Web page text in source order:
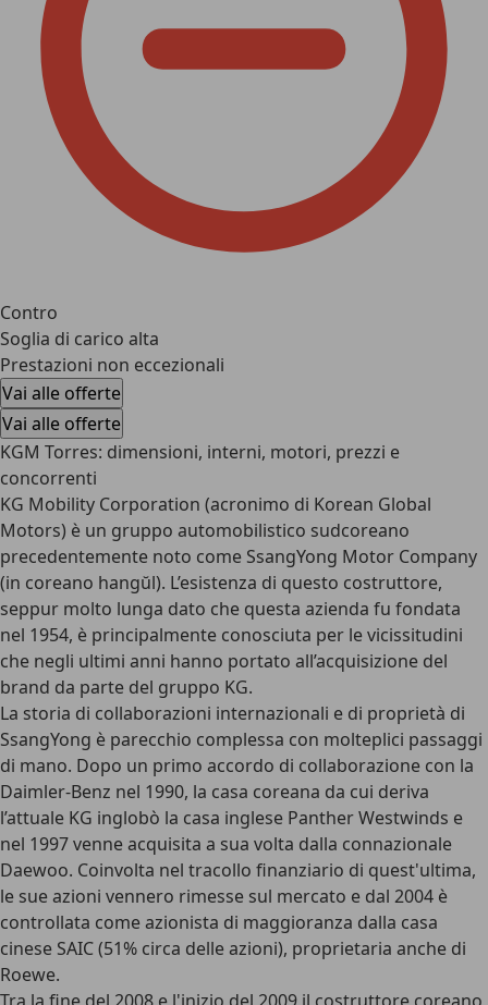
Contro
Soglia di carico alta
Prestazioni non eccezionali
Vai alle offerte
Vai alle offerte
KGM Torres: dimensioni, interni, motori, prezzi e
concorrenti
KG Mobility Corporation (acronimo di Korean Global
Motors) è un gruppo automobilistico sudcoreano
precedentemente noto come SsangYong Motor Company
(in coreano hangŭl). L’esistenza di questo costruttore,
seppur molto lunga dato che questa azienda fu fondata
nel 1954, è principalmente conosciuta per le vicissitudini
che negli ultimi anni hanno portato all’acquisizione del
brand da parte del gruppo KG.
La storia di collaborazioni internazionali e di proprietà di
SsangYong è parecchio complessa con molteplici passaggi
di mano. Dopo un primo accordo di collaborazione con la
Daimler-Benz nel 1990, la casa coreana da cui deriva
l’attuale KG inglobò la casa inglese Panther Westwinds e
nel 1997 venne acquisita a sua volta dalla connazionale
Daewoo. Coinvolta nel tracollo finanziario di quest'ultima,
le sue azioni vennero rimesse sul mercato e dal 2004 è
controllata come azionista di maggioranza dalla casa
cinese SAIC (51% circa delle azioni), proprietaria anche di
Roewe.